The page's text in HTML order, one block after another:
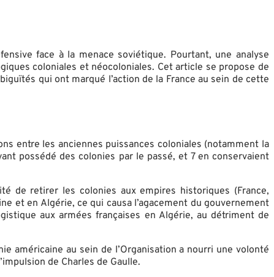
face à la menace soviétique. Pourtant, une analyse
coloniales et néocoloniales. Cet article se propose de
qui ont marqué l’action de la France au sein de cette
entre les anciennes puissances coloniales (notamment la
possédé des colonies par le passé, et 7 en conservaient
de retirer les colonies aux empires historiques (France,
et en Algérie, ce qui causa l’agacement du gouvernement
aux armées françaises en Algérie, au détriment de
américaine au sein de l’Organisation a nourri une volonté
de Charles de Gaulle.